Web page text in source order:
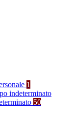
1
indeterminato
50